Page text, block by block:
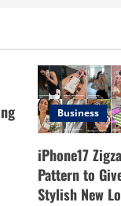
Business
iPhone17
Pattern to
Stylish New